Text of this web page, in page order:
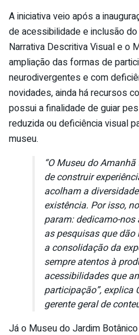
A iniciativa veio após a
de acessibilidade e inclusão
Narrativa Descritiva Visual e o
ampliação das formas de
neurodivergentes e com
novidades, ainda há recursos
possui a finalidade de guiar
reduzida ou deficiência visual
museu.
“O Museu do
de construir
acolham a
existência. Por isso,
param: dedicamo-nos
as pesquisas que
a consolidação da
sempre atentos à
acessibilidades que
participação”, explica
gerente geral de
Já o Museu do Jardim